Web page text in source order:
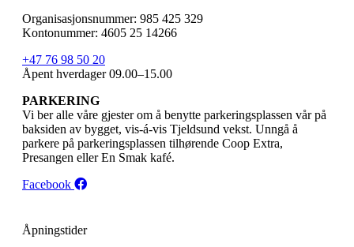
Organisasjonsnummer: 985 425 329
Kontonummer: 4605 25 14266
+47 76 98 50 20
Åpent hverdager 09.00–15.00
PARKERING
Vi ber alle våre gjester om å benytte parkeringsplassen vår på
baksiden av bygget, vis-á-vis Tjeldsund vekst. Unngå å
parkere på parkeringsplassen tilhørende Coop Extra,
Presangen eller En Smak kafé.
Facebook
Åpningstider